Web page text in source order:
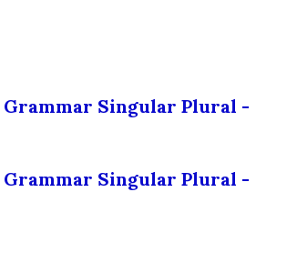
Singular Plural -
Singular Plural -